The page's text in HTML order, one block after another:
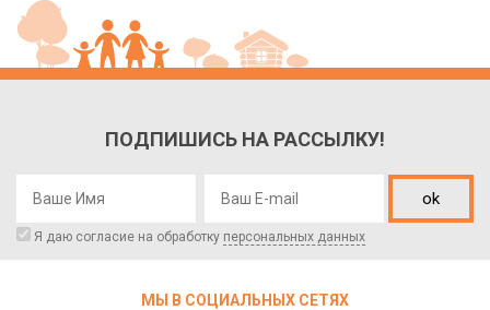
ПОДПИШИСЬ НА РАССЫЛКУ!
ok
Я даю согласие на обработку персональных данных
МЫ В СОЦИАЛЬНЫХ СЕТЯХ